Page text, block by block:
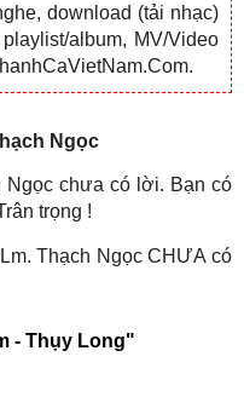
download (tải nhạc)
album, MV/Video
Ngọc
Ngọc chưa có lời. Bạn có
trọng !
Thạch Ngọc CHƯA có
- Thụy Long"